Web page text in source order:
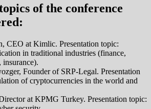
of the conference
CEO at Kimlic. Presentation topic:
in traditional industries (finance,
insurance).
Founder of SRP-Legal. Presentation
of cryptocurrencies in the world and
at KPMG Turkey. Presentation topic: